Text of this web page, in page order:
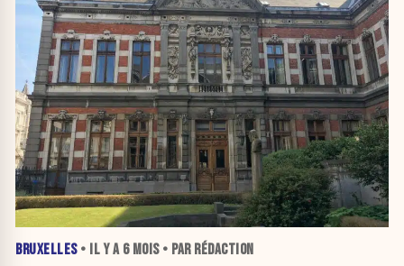
BRUXELLES• IL Y A 6 MOIS• PAR RÉDACTION